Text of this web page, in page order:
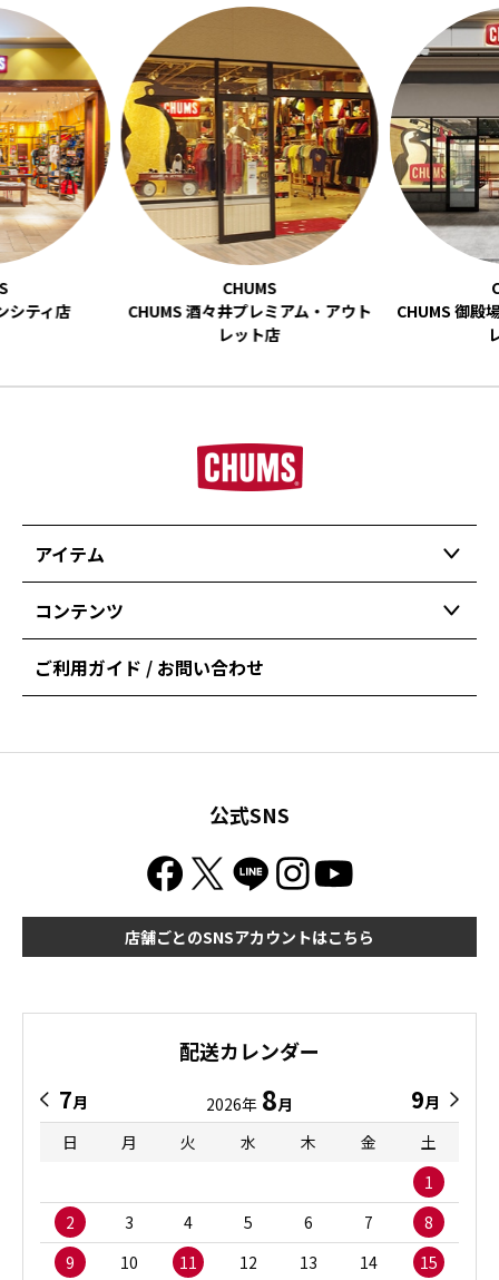
シティ店
CHUMS 酒々井プレミアム・アウト
レット店
CHUMS 御殿
アイテム
コンテンツ
ご利用ガイド / お問い合わせ
公式SNS
店舗ごとのSNSアカウントはこちら
配送カレンダー
7月 2026年 8月 9月
日
月 火 水 木 金
土
1
2
3 4 5 6 7
8
9
10 11 12 13 14 15